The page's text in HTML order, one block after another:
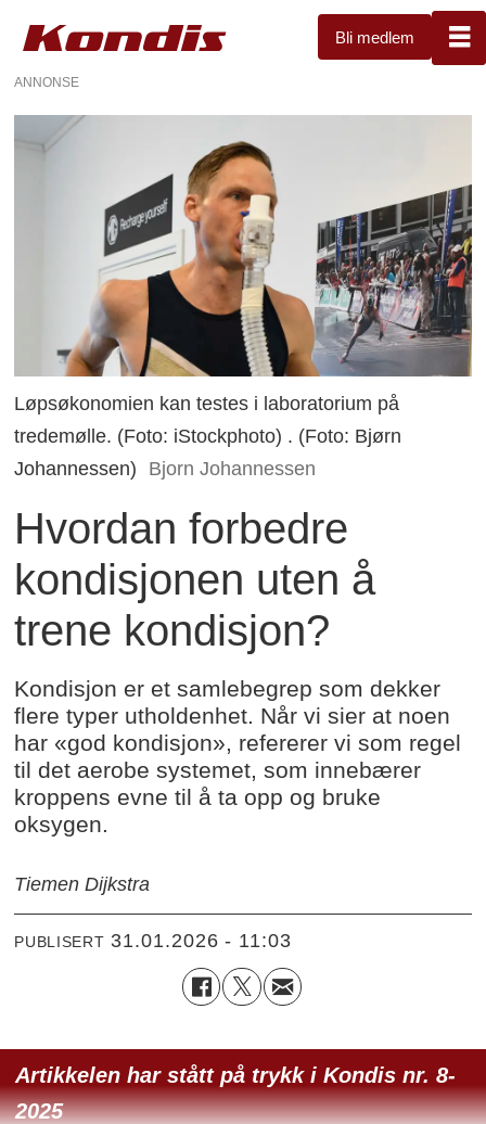
Bli medlem
ANNONSE
Løpsøkonomien kan testes i laboratorium på
tredemølle. (Foto: iStockphoto) . (Foto: Bjørn
Johannessen)
Bjorn Johannessen
Hvordan forbedre
kondisjonen uten å
trene kondisjon?
Kondisjon er et samlebegrep som dekker
flere typer utholdenhet. Når vi sier at noen
har «god kondisjon», refererer vi som regel
til det aerobe systemet, som innebærer
kroppens evne til å ta opp og bruke
oksygen.
Tiemen Dijkstra
PUBLISERT 31.01.2026 - 11:03
Artikkelen har stått på trykk i Kondis nr. 8-
2025